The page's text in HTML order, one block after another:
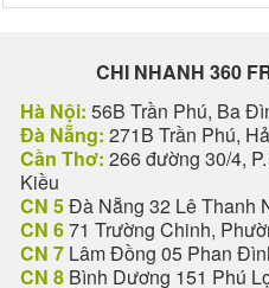
CHI NHANH 360
Hà Nội: 56B Trần Phú, Ba
Đà Nẵng: 271B Trần Phú,
Cần Thơ: 266 đường 30/4,
Kiều
CN 5Đà Nẵng 32 Lê Thanh
CN 671 Trường Chinh,
CN 7 Lâm Đồng 05 Phan
CN 8 Bình Dương 151 Phú